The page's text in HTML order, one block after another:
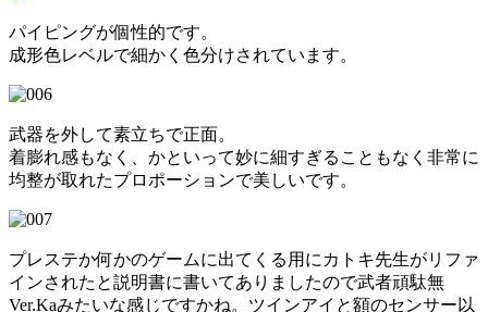
パイピングが個性的です。
成形色レベルで細かく色分けされています。
武器を外して素立ちで正面。
着膨れ感もなく、かといって妙に細すぎることもなく非常に
均整が取れたプロポーションで美しいです。
プレステか何かのゲームに出てくる用にカトキ先生がリファ
インされたと説明書に書いてありましたので武者頑駄無
Ver.Kaみたいな感じですかね。ツインアイと額のセンサー以